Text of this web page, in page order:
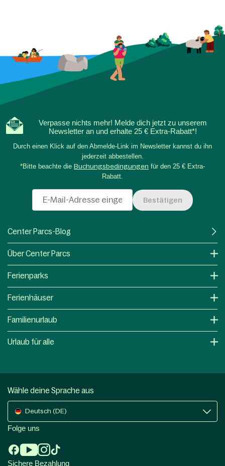
Verpasse nichts mehr! Melde dich jetzt zu unserem
Newsletter an und erhalte 25 € Extra-Rabatt*!
Durch einen Klick auf den Abmelde-Link im Newsletter kannst du ihn
jederzeit abbestellen.
*Bitte beachte die Buchungsbedingungen für den 25 € Extra-
Rabatt.
Bestätigen
Center Parcs-Blog
Über Center Parcs
Ferienparks
Ferienhäuser
Familienurlaub
Urlaub für alle
Wähle deine Sprache aus
Deutsch (DE)
Folge uns
Sichere Bezahlung